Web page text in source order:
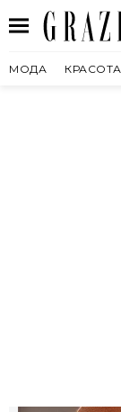
МОДА КРАСОТА